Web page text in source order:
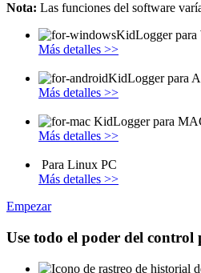
Nota: Las funciones del software
KidLogger para
Más detalles >>
KidLogger para
Más detalles >>
KidLogger para
Más detalles >>
Para Linux PC
Más detalles >>
Empezar
Use todo el poder del control